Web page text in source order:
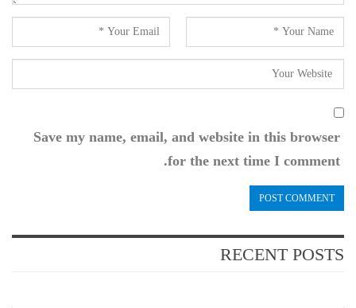
Save my name, email, and website in this browser
for the next time I comment.
RECENT POSTS